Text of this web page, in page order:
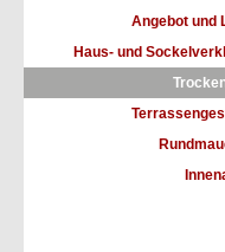
Angebot und
Haus- und